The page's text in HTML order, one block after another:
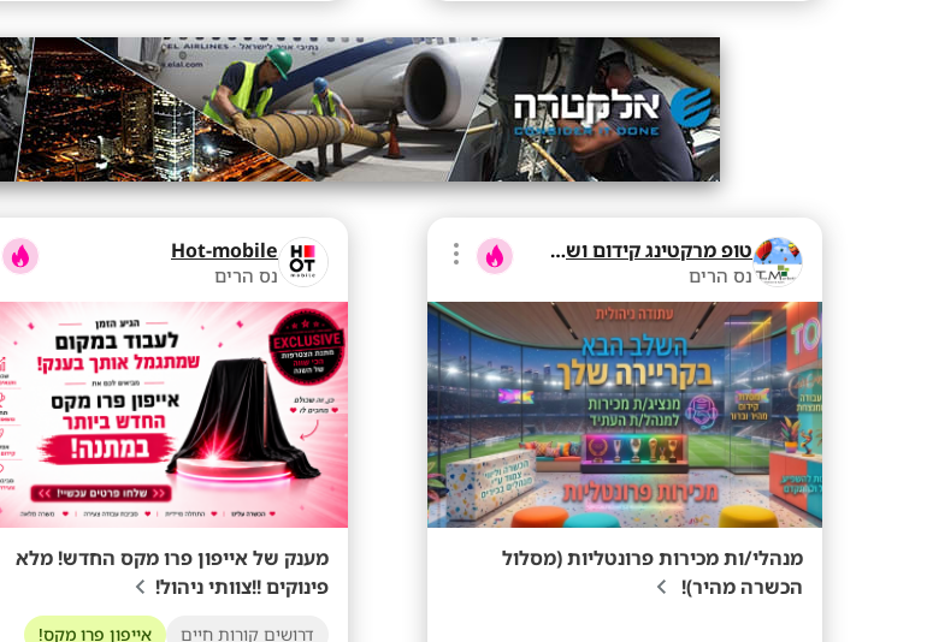
טופ מרקטינג קידום ושיווק בע"מ
נס הרים
מנהלי/ות מכירות פרונטליות (מסלול
הכשרה מהיר)!
Hot-mobile
נס הרים
מענק של אייפון פרו מקס החדש! מלא
פינוקים !!צוותי ניהול!
דרושים קורות חיים אייפון פרו מקס!